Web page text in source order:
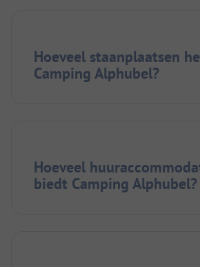
Hoeveel staanplaatsen
Camping Alphubel?
Hoeveel
biedt Camping Alphubel?